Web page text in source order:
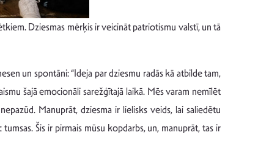
Dziesmas mērķis ir veicināt patriotismu valstī, un tā
un spontāni: “Ideja par dziesmu radās kā atbilde tam,
šajā emocionāli sarežģītajā laikā. Mēs varam nemīlēt
Manuprāt, dziesma ir lielisks veids, lai saliedētu
Šis ir pirmais mūsu kopdarbs, un, manuprāt, tas ir